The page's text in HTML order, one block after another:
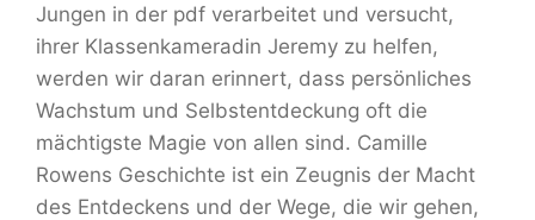
Jungen in der pdf verarbeitet und versucht,
ihrer Klassenkameradin Jeremy zu helfen,
werden wir daran erinnert, dass persönliches
Wachstum und Selbstentdeckung oft die
mächtigste Magie von allen sind. Camille
Rowens Geschichte ist ein Zeugnis der Macht
des Entdeckens und der Wege, die wir gehen,